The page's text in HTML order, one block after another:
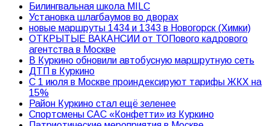
Билингвальная школа MILC
Установка шлагбаумов во дворах
новые маршруты 1434 и 1343 в Новогорск (Химки)
ОТКРЫТЫЕ ВАКАНСИИ от ТОПового кадрового
агентства в Москве
В Куркино обновили автобусную маршрутную сеть
ДТП в Куркино
С 1 июля в Москве проиндексируют тарифы ЖКХ на
15%
Район Куркино стал ещё зеленее
Спортсмены САС «Конфетти» из Куркино